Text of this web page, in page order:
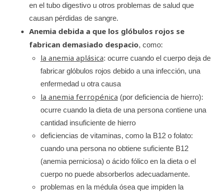
en el tubo digestivo u otros problemas de salud que
causan pérdidas de sangre.
Anemia debida a que los glóbulos rojos se
fabrican demasiado despacio, como:
la anemia aplásica: ocurre cuando el cuerpo deja de
fabricar glóbulos rojos debido a una infección, una
enfermedad u otra causa
la anemia ferropénica (por deficiencia de hierro):
ocurre cuando la dieta de una persona contiene una
cantidad insuficiente de hierro
deficiencias de vitaminas, como la B12 o folato:
cuando una persona no obtiene suficiente B12
(anemia perniciosa) o ácido fólico en la dieta o el
cuerpo no puede absorberlos adecuadamente.
problemas en la médula ósea que impiden la